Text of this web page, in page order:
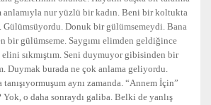
anlamıyla nur yüzlü bir kadın. Beni bir koltukta
Gülümsüyordu. Donuk bir gülümsemeydi. Bana
bir gülümseme. Saygımı elimden geldiğince
elini sıkmıştım. Seni duymuyor gibisinden bir
Duymak burada ne çok anlama geliyordu.
aynı zamanda. “Annem İçin”
Yok, o daha sonraydı galiba. Belki de yanlış